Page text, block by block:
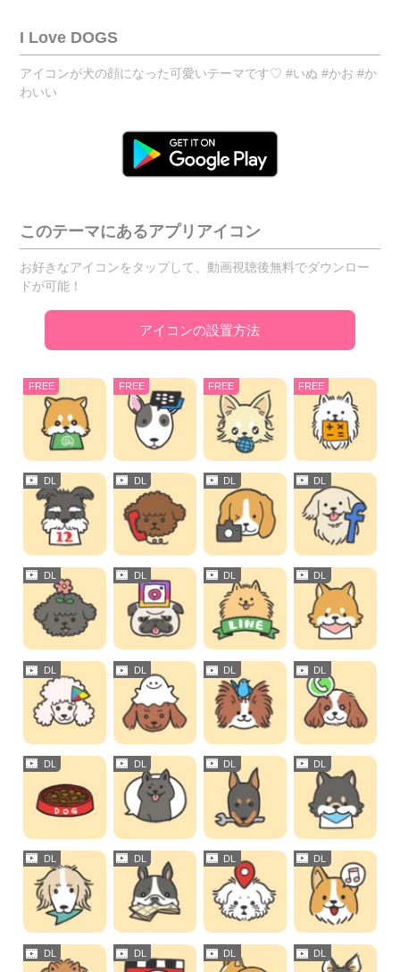
I Love DOGS
アイコンが犬の顔になった可愛いテーマです♡ #いぬ #かお #か
わいい
このテーマにあるアプリアイコン
お好きなアイコンをタップして、動画視聴後無料でダウンロー
ドが可能！
アイコンの設置方法